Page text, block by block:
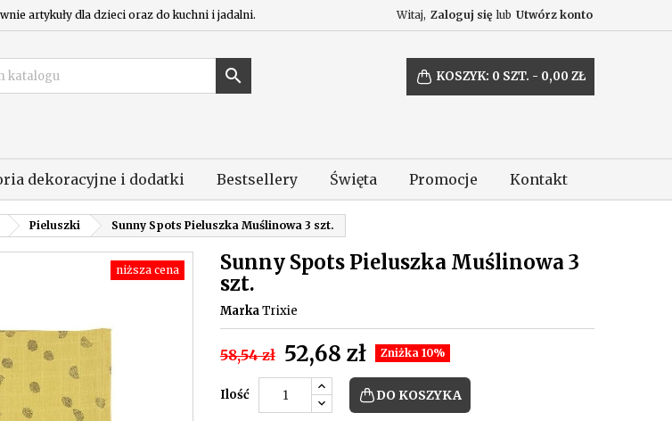
artykuły dla dzieci oraz do kuchni i jadalni. Witaj, Zaloguj się lub Utwórz konto
KOSZYK: 0 SZT. - 0,00 ZŁ

dekoracyjne i dodatki Bestsellery Święta Promocje Kontakt
Pieluszki Sunny Spots Pieluszka Muślinowa 3 szt.
niższa cena
Sunny Spots Pieluszka Muślinowa 3
szt.
MarkaTrixie
58,54 zł 52,68 zł Zniżka 10%
Ilość DO KOSZYKA